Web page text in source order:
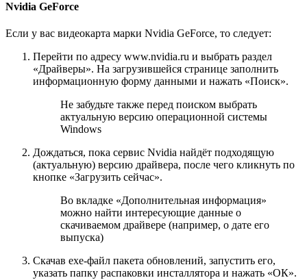
Nvidia GeForce
Если у вас видеокарта марки Nvidia GeForce, то следует:
Перейти по адресу www.nvidia.ru и выбрать раздел
«Драйверы». На загрузившейся странице заполнить
информационную форму данными и нажать «Поиск».
Не забудьте также перед поиском выбрать
актуальную версию операционной системы
Windows
Дождаться, пока сервис Nvidia найдёт подходящую
(актуальную) версию драйвера, после чего кликнуть по
кнопке «Загрузить сейчас».
Во вкладке «Дополнительная информация»
можно найти интересующие данные о
скачиваемом драйвере (например, о дате его
выпуска)
Скачав exe-файл пакета обновлений, запустить его,
указать папку распаковки инсталлятора и нажать «ОК».